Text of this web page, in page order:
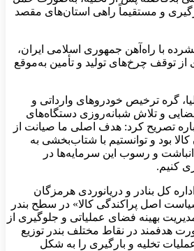
و مستقیماً راهی استان‌های مقصد
با راه‌آهن جمهوری اسلامی ایران،
توقف چرخ‌های تولید و تأمین به‌موقع
گره ترخیص خودروهای وارداتی و
قضایی و تلاش شبانه‌روزی دستگاه‌های
تصریح کرد: هدف اصلی ما صیانت از
بود و توانستیم با شتاب‌بخشی به
انباشت و رسوب این سرمایه‌ها در
کنیم.
کل بنادر و دریانوردی هرمزگان
اصل پراکندگی کالا» در سطح بندر
بهینه فضای عملیاتی و جلوگیری از
هدفمند در نقاط مختلف بندر توزیع
تخلیه و بارگیری را به شکل